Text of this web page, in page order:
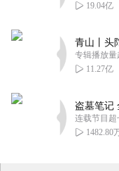
19.04亿
专辑播放
11.27亿
连载节目超
1482.80